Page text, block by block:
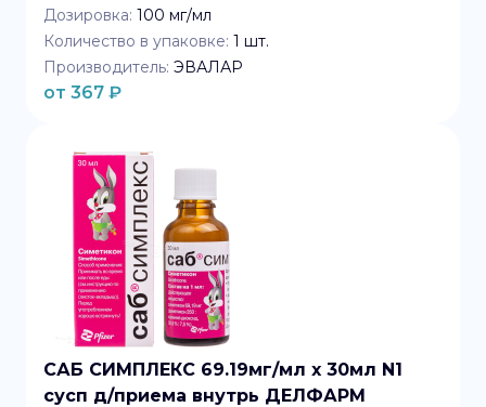
Дозировка: 100 мг/мл
Количество в упаковке: 1 шт.
Производитель: ЭВАЛАР
от 367 ₽
САБ СИМПЛЕКС 69.19мг/мл x 30мл N1
сусп д/приема внутрь ДЕЛФАРМ